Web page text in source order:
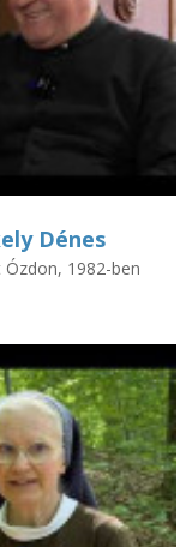
Dénes
1982-ben